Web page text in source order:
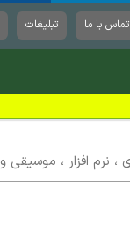
تماس با ما تبلیغات